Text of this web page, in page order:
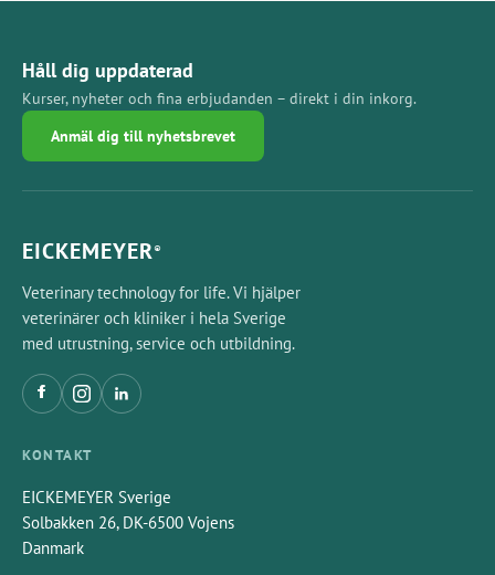
Håll dig uppdaterad
Kurser, nyheter och fina erbjudanden – direkt i din inkorg.
Anmäl dig till nyhetsbrevet
EICKEMEYER®
Veterinary technology for life. Vi hjälper
veterinärer och kliniker i hela Sverige
med utrustning, service och utbildning.
KONTAKT
EICKEMEYER Sverige
Solbakken 26, DK-6500 Vojens
Danmark